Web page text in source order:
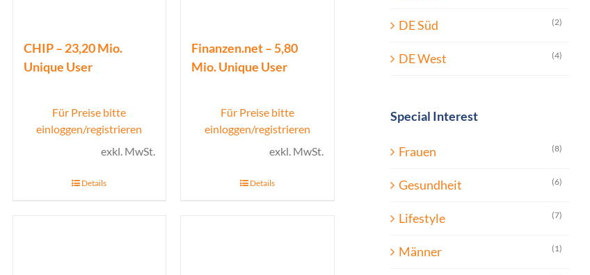
CHIP – 23,20 Mio.
Unique User
Für Preise bitte
einloggen/registrieren
exkl. MwSt.
Details
Finanzen.net – 5,80
Mio. Unique User
Für Preise bitte
einloggen/registrieren
exkl. MwSt.
Details
DE Süd (2)
DE West (4)
Special Interest
Frauen (8)
Gesundheit (6)
Lifestyle (7)
Männer (1)